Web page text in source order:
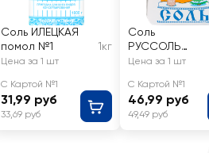
Соль ИЛЕЦКАЯ
помол №1
1кг
Цена за 1 шт
С Картой №1
31,99 руб
33,69 руб
Соль
РУССОЛЬ
Зимняя
Экстра
Цена за 1 шт
С Картой №1
46,99 руб
49,49 руб